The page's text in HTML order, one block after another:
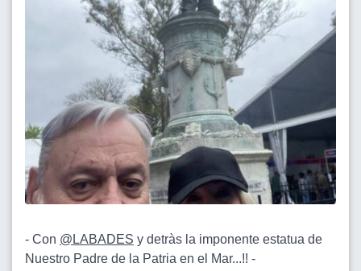
- Con @LABADES y detràs la imponente estatua de
Nuestro Padre de la Patria en el Mar...!! -